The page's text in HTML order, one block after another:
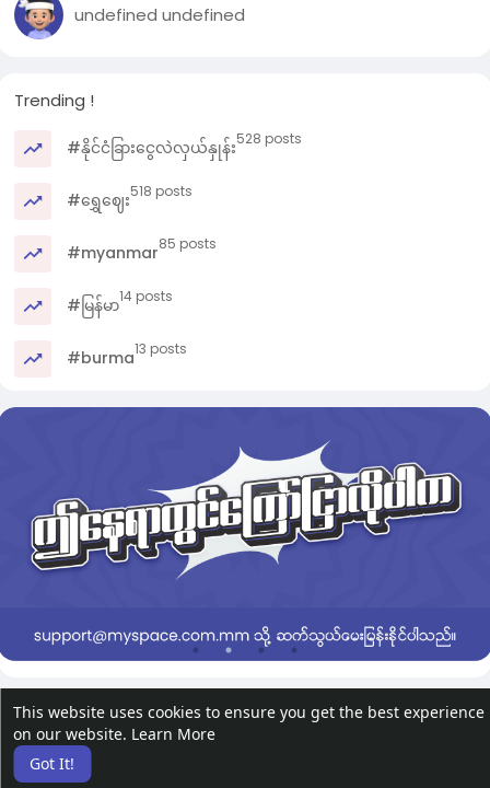
This website uses cookies to ensure you get the best experience
on our website. Learn More
Got It!
undefined undefined
Trending !
#နိုင်ငံခြားငွေလဲလှယ်နှုန်း528 posts
#ရွှေဈေး518 posts
#myanmar85 posts
#မြန်မာ14 posts
#burma13 posts